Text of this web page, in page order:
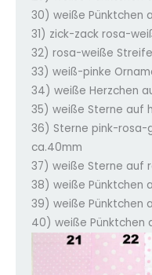
30) weiße Pünktchen
31) zick-zack rosa-
32) rosa-weiße
33) weiß-pinke
34) weiße Herzchen
35) weiße Sterne auf
36) Sterne pink-rosa-
ca.40mm
37) weiße Sterne auf
38) weiße Pünktchen
39) weiße Pünktchen
40) weiße Pünktchen